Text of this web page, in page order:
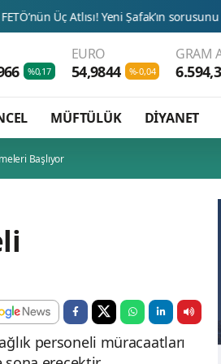
Yeni Şafak’ın sorusunu Dini Bülten
%0,17
EURO
54,9844 %-0,04
GRAM
MÜFTÜLÜK DİYANET
Başlıyor
personeli müracaatları